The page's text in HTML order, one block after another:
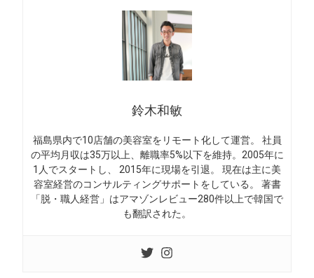
鈴木和敏
福島県内で10店舗の美容室をリモート化して運営。 社員
の平均月収は35万以上、離職率5%以下を維持。2005年に
1人でスタートし、 2015年に現場を引退。 現在は主に美
容室経営のコンサルティングサポートをしている。 著書
「脱・職人経営」はアマゾンレビュー280件以上で韓国で
も翻訳された。